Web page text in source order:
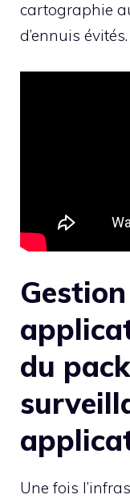
cartographie
d’ennuis évités.
du
Une fois